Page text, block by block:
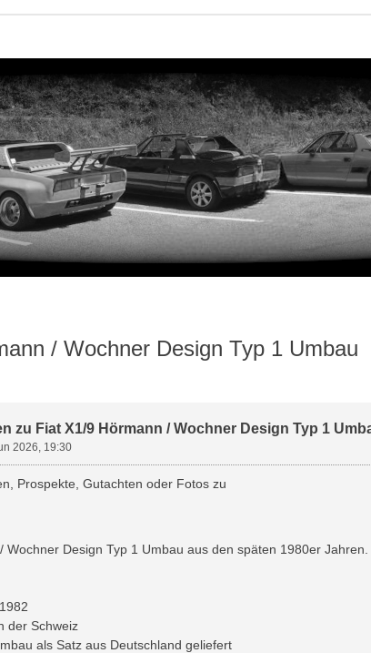
/ Wochner Design Typ 1 Umbau
zu Fiat X1/9 Hörmann / Wochner Design Typ 1
2026, 19:30
Prospekte, Gutachten oder Fotos zu
Wochner Design Typ 1 Umbau aus den späten 1980er Jahren.
der Schweiz
als Satz aus Deutschland geliefert